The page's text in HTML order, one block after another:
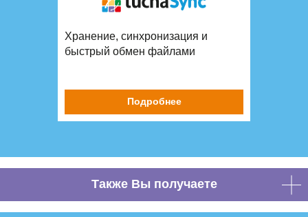
Хранение, синхронизация и
быстрый обмен файлами
Подробнее
Также Вы получаете